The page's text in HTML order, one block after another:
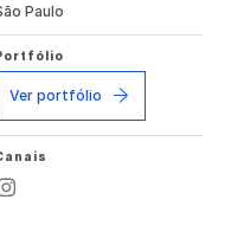
Paulo
Ver portfólio